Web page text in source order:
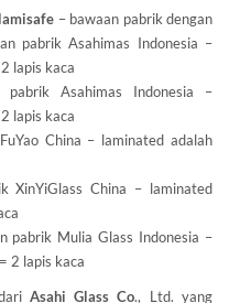
– bawaan pabrik dengan
pabrik Asahimas Indonesia –
lapis kaca
Asahimas Indonesia –
lapis kaca
China – laminated adalah
XinYiGlass China – laminated
pabrik Mulia Glass Indonesia –
2 lapis kaca
Asahi Glass Co., Ltd. yang